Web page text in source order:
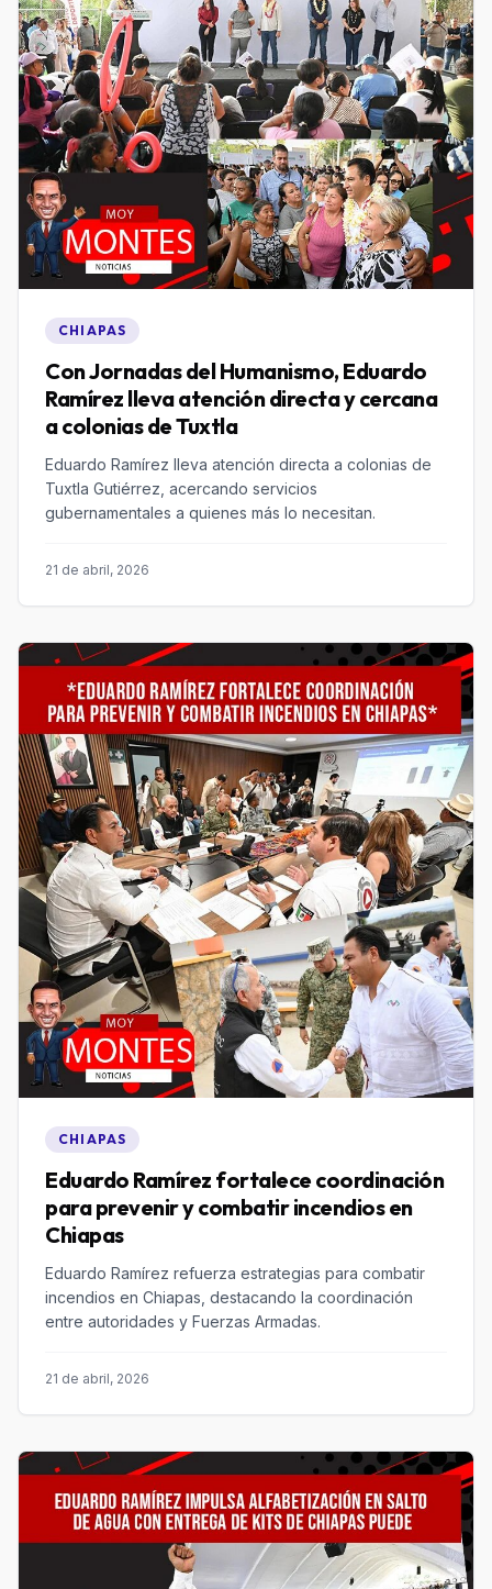
CHIAPAS
Con Jornadas del Humanismo, Eduardo
Ramírez lleva atención directa y cercana
a colonias de Tuxtla
Eduardo Ramírez lleva atención directa a colonias de
Tuxtla Gutiérrez, acercando servicios
gubernamentales a quienes más lo necesitan.
21 de abril, 2026
CHIAPAS
Eduardo Ramírez fortalece coordinación
para prevenir y combatir incendios en
Chiapas
Eduardo Ramírez refuerza estrategias para combatir
incendios en Chiapas, destacando la coordinación
entre autoridades y Fuerzas Armadas.
21 de abril, 2026